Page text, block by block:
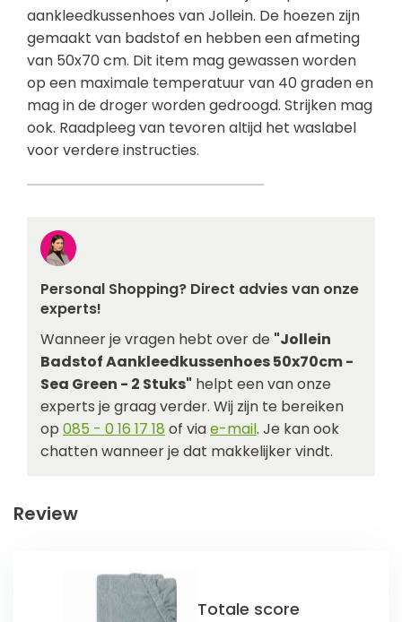
aankleedkussenhoes van Jollein. De hoezen zijn
gemaakt van badstof en hebben een afmeting
van 50x70 cm. Dit item mag gewassen worden
op een maximale temperatuur van 40 graden en
mag in de droger worden gedroogd. Strijken mag
ook. Raadpleeg van tevoren altijd het waslabel
voor verdere instructies.
Personal Shopping? Direct advies van onze
experts!
Wanneer je vragen hebt over de "Jollein
Badstof Aankleedkussenhoes 50x70cm -
Sea Green - 2 Stuks" helpt een van onze
experts je graag verder. Wij zijn te bereiken
op 085 - 0 16 17 18 of viae-mail. Je kan ook
chatten wanneer je dat makkelijker vindt.
Review
Totale score